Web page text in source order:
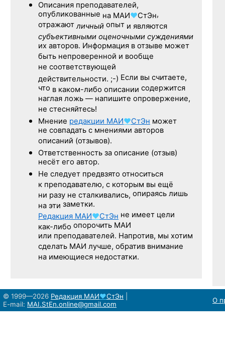
Описания преподавателей,
опубликованные на МАИ♥СтЭн,
отражаютличный опыт и являются
субъективными оценочными суждениями
их авторов. Информация в отзыве может
быть непроверенной и вообще
не соответствующей
действительности. ;-) Если вы считаете,
что в каком-либо описании содержится
наглая ложь — напишите опровержение,
не стесняйтесь!
Мнение редакции МАИ♥СтЭн может
не совпадать с мнениями авторов
описаний (отзывов).
Ответственность за описание (отзыв)
несёт его автор.
Не следует предвзято относиться
к преподавателю, с которым вы ещё
ни разу не сталкивались, опираясь лишь
на эти заметки.
Редакция МАИ♥СтЭн не имеет цели
как-либо опорочить МАИ
или преподавателей. Напротив, мы хотим
сделать МАИ лучше, обратив внимание
на имеющиеся недостатки.
© 1999—2026 Редакция МАИ♥СтЭн
E-mail: MAI.StEn.online@gmail.com О